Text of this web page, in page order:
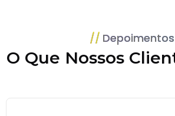
Depoimentos
O Que Nossos